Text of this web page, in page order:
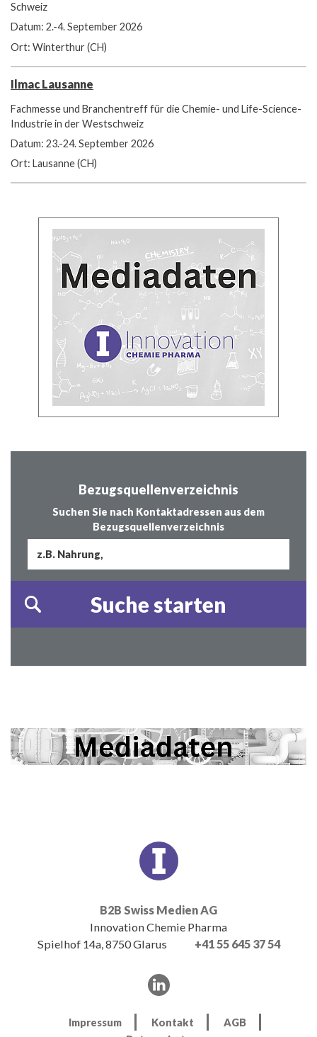
Schweiz
Datum: 2.-4. September 2026
Ort: Winterthur (CH)
Ilmac Lausanne
Fachmesse und Branchentreff für die Chemie- und Life-Science-
Industrie in der Westschweiz
Datum: 23.-24. September 2026
Ort: Lausanne (CH)
Bezugsquellenverzeichnis
Suchen Sie nach Kontaktadressen aus dem
Bezugsquellenverzeichnis
B2B Swiss Medien AG
Innovation Chemie Pharma
Spielhof 14a, 8750 Glarus
+41 55 645 37 54
Impressum Kontakt
AGB